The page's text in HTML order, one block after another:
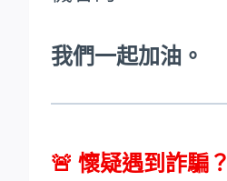
我們一起加油。
🚨 懷疑遇到詐騙？